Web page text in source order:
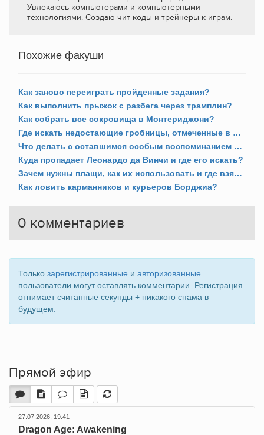
Увлекаюсь компьютерами и компьютерными
технологиями. Создаю чит-коды и трейнеры к играм.
Похожие факуши
Как заново переиграть пройденные задания?
Как выполнить прыжок с разбега через трамплин?
Как собрать все сокровища в Монтериджони?
Где искать недостающие гробницы, отмеченные в ДНК?
Что делать с оставшимся особым воспоминанием в Форли?
Куда пропадает Леонардо да Винчи и где его искать?
Зачем нужны плащи, как их использовать и где взять?
Как ловить карманников и курьеров Борджиа?
0 комментариев
Только зарегистрированные и авторизованные
пользователи могут оставлять комментарии. Регистрация
отнимает считанные секунды + никакого спама в
будущем.
Прямой эфир
27.07.2026, 19:41
Dragon Age: Awakening